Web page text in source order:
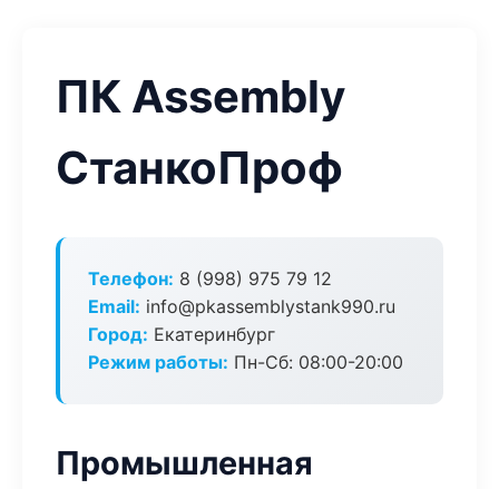
ПК Assembly
СтанкоПроф
Телефон: 8 (998) 975 79 12
Email: info@pkassemblystank990.ru
Город: Екатеринбург
Режим работы: Пн-Сб: 08:00-20:00
Промышленная